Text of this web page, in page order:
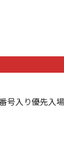
号入り優先入